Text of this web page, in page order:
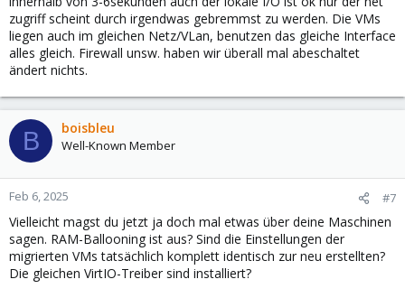
zugriff scheint durch irgendwas gebremmst zu werden. Die VMs
liegen auch im gleichen Netz/VLan, benutzen das gleiche Interface
alles gleich. Firewall unsw. haben wir überall mal abeschaltet
ändert nichts.
B boisbleu
Well-Known Member
Feb 6, 2025 #7
Vielleicht magst du jetzt ja doch mal etwas über deine Maschinen
sagen. RAM-Ballooning ist aus? Sind die Einstellungen der
migrierten VMs tatsächlich komplett identisch zur neu erstellten?
Die gleichen VirtIO-Treiber sind installiert?